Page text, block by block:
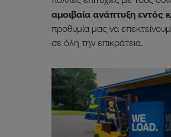
αμοιβαία ανάπτυξη εντός
προθυμία μας να
σε όλη την επικράτεια.